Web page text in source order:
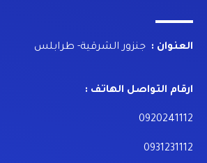
العنوان : جنزور الشرقية- طرابلس
ارقام التواصل الهاتف :
0920241112
0931231112